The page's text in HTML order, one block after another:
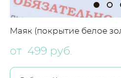
Маяк (покрытие белое
от 499 pуб.